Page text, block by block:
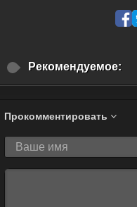
Рекомендуемое:
Прокомментировать